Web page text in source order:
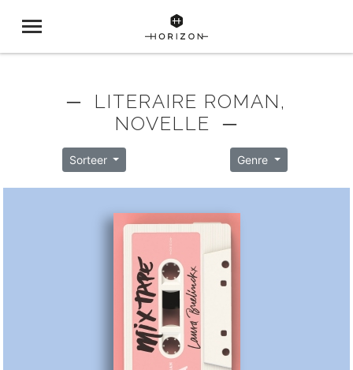
─ LITERAIRE ROMAN,
NOVELLE ─
Sorteer Genre